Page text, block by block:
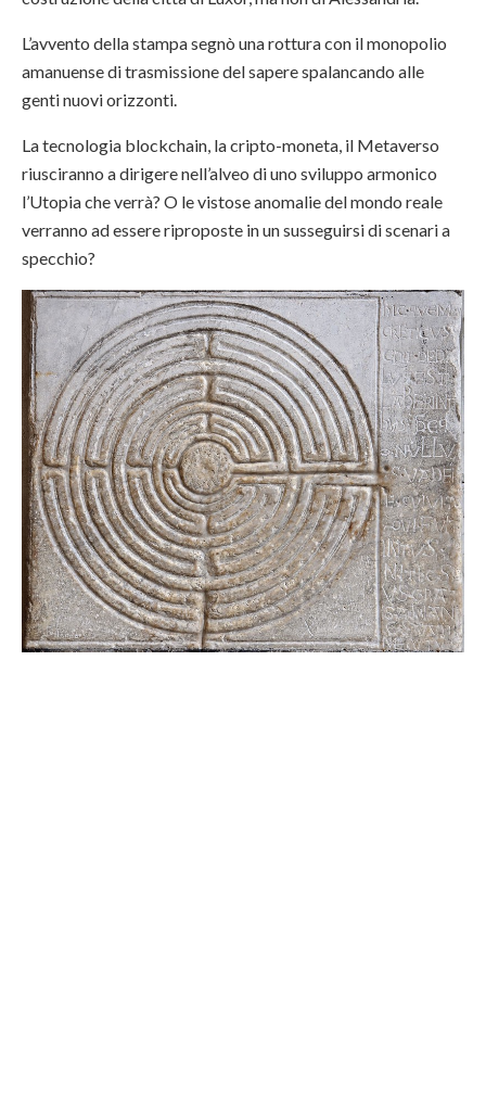
L’avvento della stampa segnò una rottura con il monopolio
amanuense di trasmissione del sapere spalancando alle
genti nuovi orizzonti.
La tecnologia blockchain, la cripto-moneta, il Metaverso
riusciranno a dirigere nell’alveo di uno sviluppo armonico
l’Utopia che verrà? O le vistose anomalie del mondo reale
verranno ad essere riproposte in un susseguirsi di scenari a
specchio?